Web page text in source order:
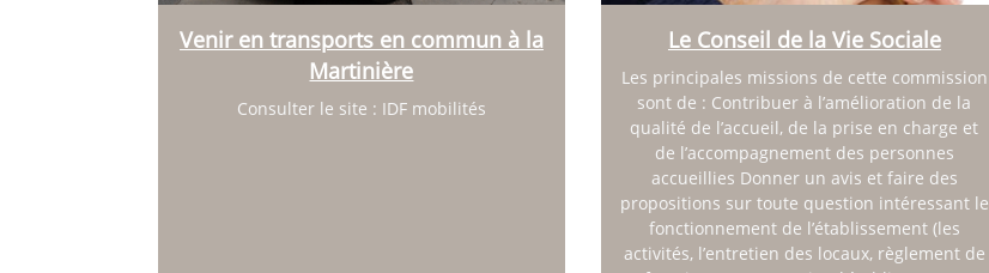
Venir en transports en commun à la
Martinière
Consulter le site : IDF mobilités
Le Conseil de la Vie Sociale
Les principales missions de cette commission
sont de : Contribuer à l’amélioration de la
qualité de l’accueil, de la prise en charge et
de l’accompagnement des personnes
accueillies Donner un avis et faire des
propositions sur toute question intéressant le
fonctionnement de l’établissement (les
activités, l’entretien des locaux, règlement de